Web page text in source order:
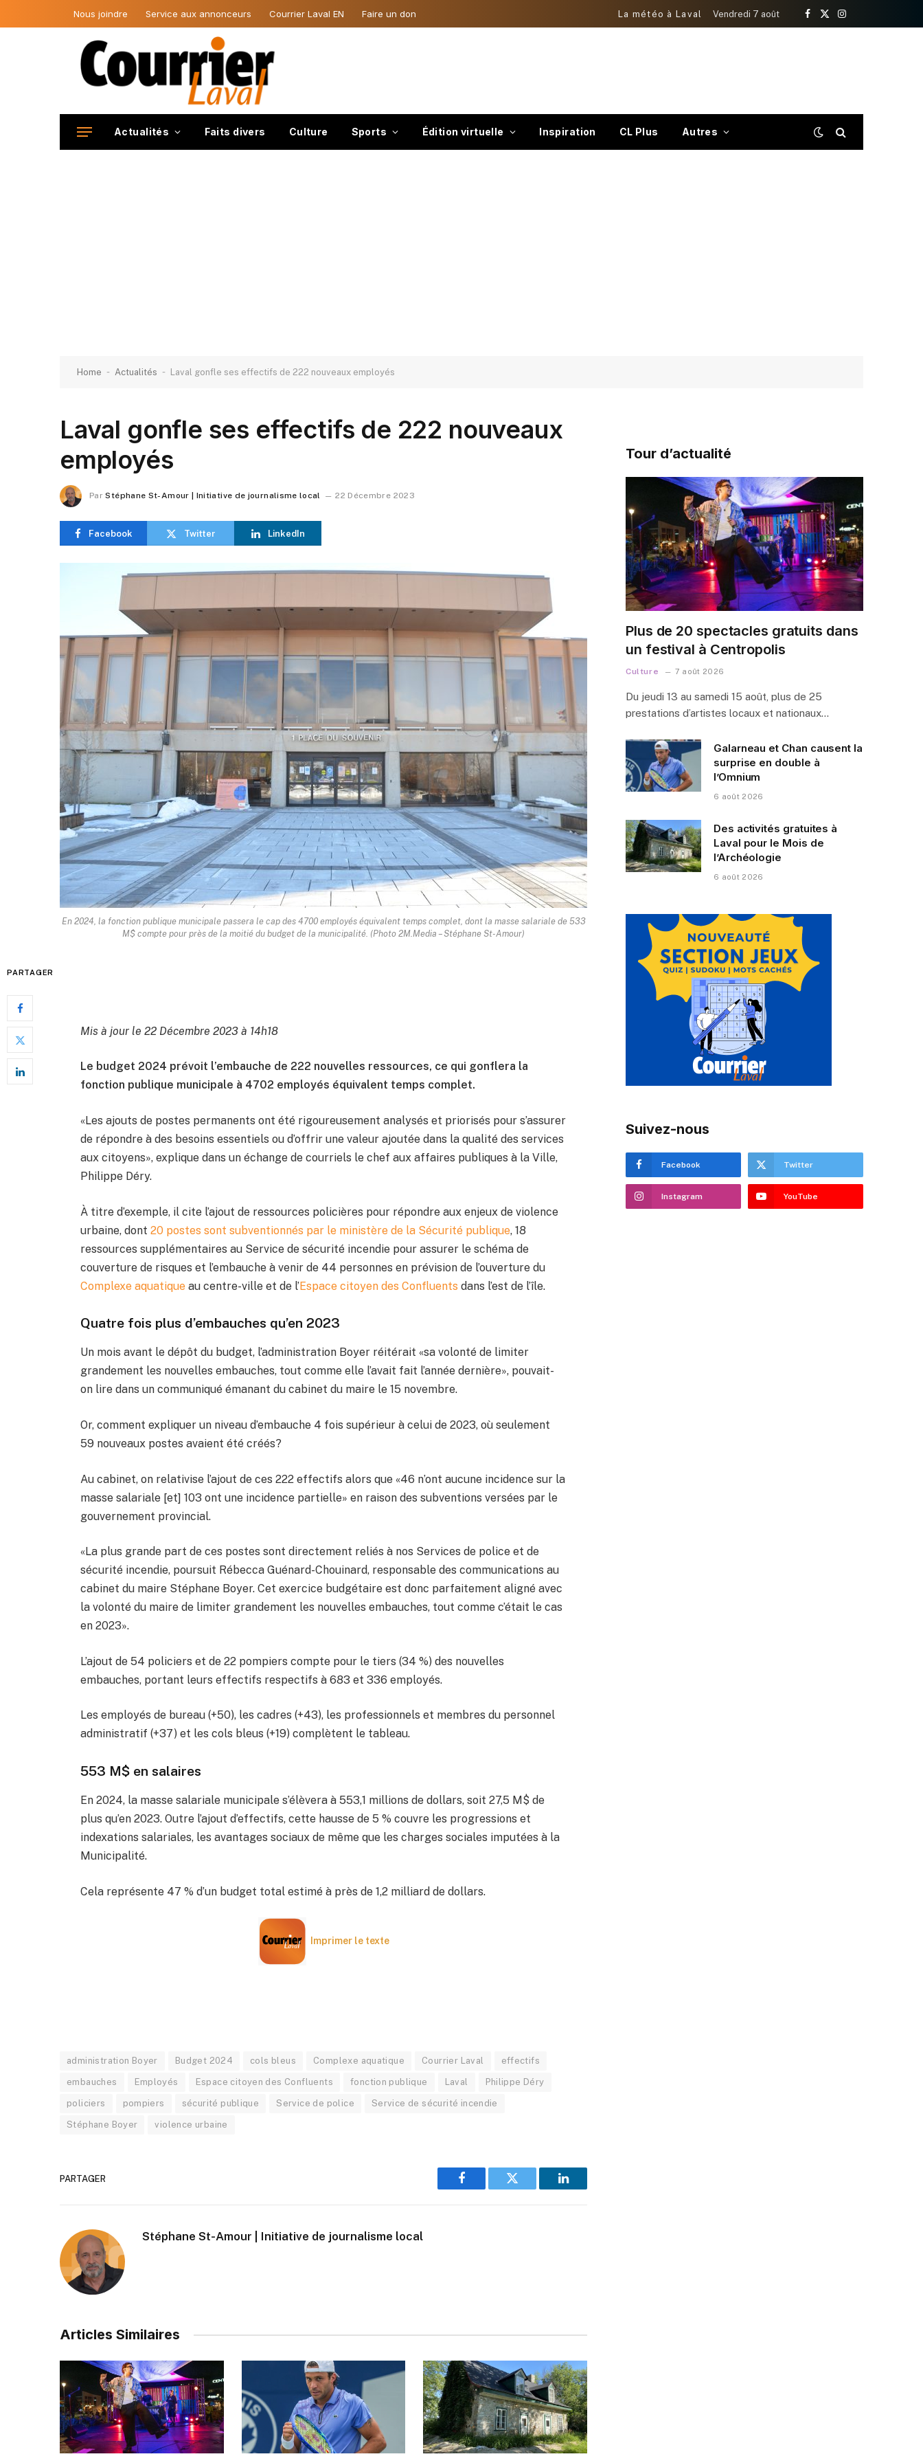
Nous joindre Service aux annonceurs Courrier Laval EN Faire un don La météo à Laval Vendredi 7 août
Facebook
X
Instagram
Actualités Faits divers Culture Sports Édition virtuelle Inspiration CL Plus Autres
Home - Actualités - Laval gonfle ses effectifs de 222 nouveaux employés
Laval gonfle ses effectifs de 222 nouveaux
employés
Par Stéphane St-Amour | Initiative de journalisme local 22 Décembre 2023
Facebook Twitter LinkedIn
En 2024, la fonction publique municipale passera le cap des 4700 employés équivalent temps complet, dont la masse salariale de 533
M$ compte pour près de la moitié du budget de la municipalité. (Photo 2M.Media – Stéphane St-Amour)
PARTAGER
Mis à jour le 22 Décembre 2023 à 14h18
Le budget 2024 prévoit l’embauche de 222 nouvelles ressources, ce qui gonflera la
fonction publique municipale à 4702 employés équivalent temps complet.
«Les ajouts de postes permanents ont été rigoureusement analysés et priorisés pour s’assurer
de répondre à des besoins essentiels ou d’offrir une valeur ajoutée dans la qualité des services
aux citoyens», explique dans un échange de courriels le chef aux affaires publiques à la Ville,
Philippe Déry.
À titre d’exemple, il cite l’ajout de ressources policières pour répondre aux enjeux de violence
urbaine, dont20 postes sont subventionnés par le ministère de la Sécurité publique, 18
ressources supplémentaires au Service de sécurité incendie pour assurer le schéma de
couverture de risques et l’embauche à venir de 44 personnes en prévision de l’ouverture du
Complexe aquatique au centre-ville et de l’Espace citoyen des Confluents dans l’est de l’île.
Quatre fois plus d’embauches qu’en 2023
Un mois avant le dépôt du budget, l’administration Boyer réitérait «sa volonté de limiter
grandement les nouvelles embauches, tout comme elle l’avait fait l’année dernière», pouvait-
on lire dans un communiqué émanant du cabinet du maire le 15 novembre.
Or, comment expliquer un niveau d’embauche 4 fois supérieur à celui de 2023, où seulement
59 nouveaux postes avaient été créés?
Au cabinet, on relativise l’ajout de ces 222 effectifs alors que «46 n’ont aucune incidence sur la
masse salariale [et] 103 ont une incidence partielle» en raison des subventions versées par le
gouvernement provincial.
«La plus grande part de ces postes sont directement reliés à nos Services de police et de
sécurité incendie, poursuit Rébecca Guénard-Chouinard, responsable des communications au
cabinet du maire Stéphane Boyer. Cet exercice budgétaire est donc parfaitement aligné avec
la volonté du maire de limiter grandement les nouvelles embauches, tout comme c’était le cas
en 2023».
L’ajout de 54 policiers et de 22 pompiers compte pour le tiers (34 %) des nouvelles
embauches, portant leurs effectifs respectifs à 683 et 336 employés.
Les employés de bureau (+50), les cadres (+43), les professionnels et membres du personnel
administratif (+37) et les cols bleus (+19) complètent le tableau.
553 M$ en salaires
En 2024, la masse salariale municipale s’élèvera à 553,1 millions de dollars, soit 27,5 M$ de
plus qu’en 2023. Outre l’ajout d’effectifs, cette hausse de 5 % couvre les progressions et
indexations salariales, les avantages sociaux de même que les charges sociales imputées à la
Municipalité.
Cela représente 47 % d’un budget total estimé à près de 1,2 milliard de dollars.
Imprimer le texte
administration Boyer Budget 2024 cols bleus Complexe aquatique Courrier Laval effectifs
embauches Employés Espace citoyen des Confluents fonction publique Laval Philippe Déry
policiers pompiers sécurité publique Service de police Service de sécurité incendie
Stéphane Boyer violence urbaine
PARTAGER
Facebook Twitter LinkedIn
Stéphane St-Amour | Initiative de journalisme local
Articles Similaires
Tour d’actualité
Plus de 20 spectacles gratuits dans
un festival à Centropolis
Culture 7 août 2026
Du jeudi 13 au samedi 15 août, plus de 25
prestations d’artistes locaux et nationaux…
Galarneau et Chan causent la
surprise en double à
l’Omnium
6 août 2026
Des activités gratuites à
Laval pour le Mois de
l’Archéologie
6 août 2026
Suivez-nous
Facebook Twitter
Instagram YouTube